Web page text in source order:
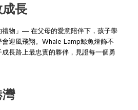
長
禮物」— 在父母的愛意陪伴下，孩子學
迎風飛翔。Whale Lamp鯨魚燈飾不
長路上最忠實的夥伴，見證每一個勇